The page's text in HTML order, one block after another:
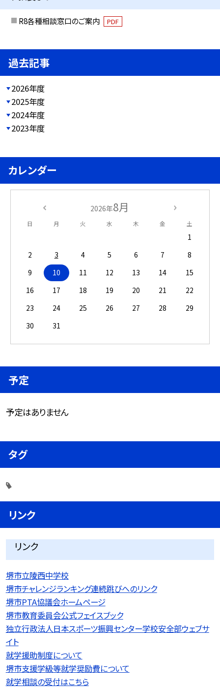
R8各種相談窓口のご案内 PDF
過去記事
2026年度
2025年度
2024年度
2023年度
カレンダー
2026年8月
日 月 火 水 木 金 土
1
2
3 4 5 6 7
8
9
10 11 12 13 14
15
16
17 18 19 20 21
22
23
24 25 26 27 28
29
30
31
予定
予定はありません
タグ
リンク
リンク
堺市立陵西中学校
堺市チャレンジランキング連続跳びへのリンク
堺市PTA協議会ホームページ
堺市教育委員会公式フェイスブック
独立行政法人日本スポーツ振興センター学校安全部ウェブサ
イト
就学援助制度について
堺市支援学級等就学奨励費について
就学相談の受付はこちら